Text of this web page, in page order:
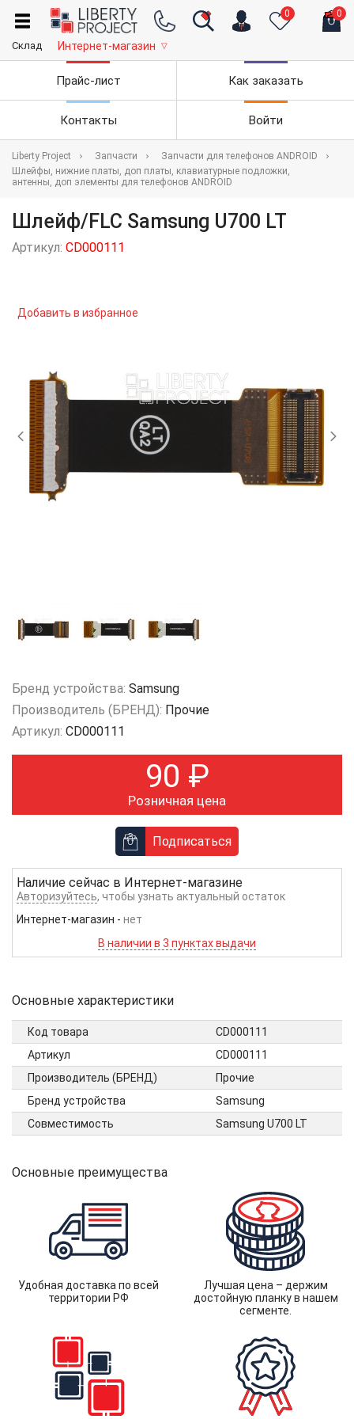
0 0
Склад Интернет-магазин ▽
Прайс-лист Как заказать
Контакты Войти
Liberty Project Запчасти
Запчасти для телефонов ANDROID
Шлейфы, нижние платы, доп платы, клавиатурные подложки,
антенны, доп элементы для телефонов ANDROID
Шлейф/FLC Samsung U700 LT
Артикул: CD000111
Добавить в избранное
Бренд устройства: Samsung
Производитель (БРЕНД): Прочие
Артикул: CD000111
90 ₽
Розничная цена
Подписаться
Наличие сейчас в Интернет-магазине
Авторизуйтесь, чтобы узнать актуальный остаток
Интернет-магазин - нет
В наличии в 3 пунктах выдачи
Основные характеристики
Код товара
CD000111
Артикул
CD000111
Производитель (БРЕНД)
Прочие
Бренд устройства
Samsung
Совместимость
Samsung U700 LT
Основные преимущества
Удобная доставка по всей
территории РФ
Лучшая цена – держим
достойную планку в нашем
сегменте.